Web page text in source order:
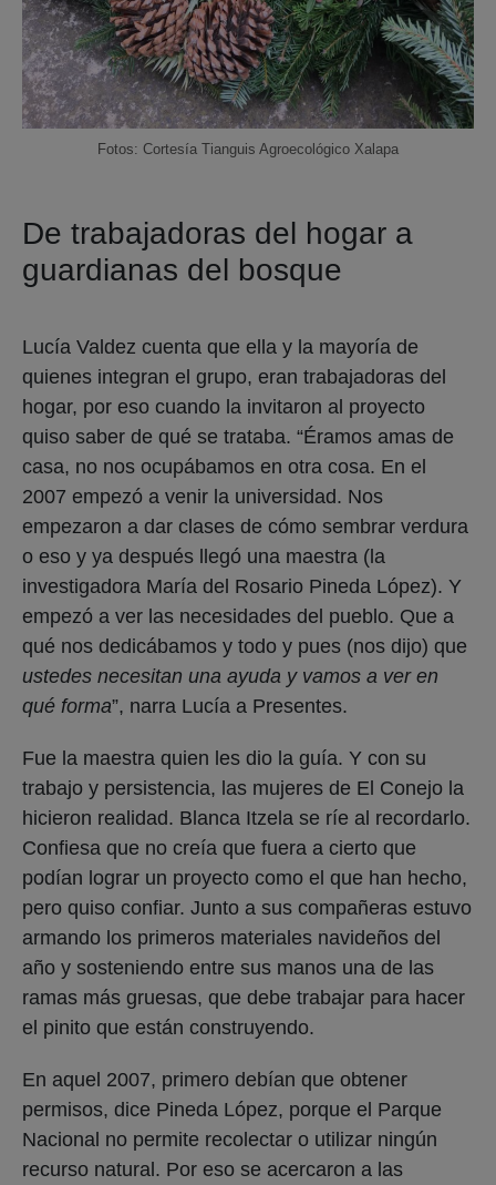
Fotos: Cortesía Tianguis Agroecológico Xalapa
De trabajadoras del hogar a
guardianas del bosque
Lucía Valdez cuenta que ella y la mayoría de
quienes integran el grupo, eran trabajadoras del
hogar, por eso cuando la invitaron al proyecto
quiso saber de qué se trataba. “Éramos amas de
casa, no nos ocupábamos en otra cosa. En el
2007 empezó a venir la universidad. Nos
empezaron a dar clases de cómo sembrar verdura
o eso y ya después llegó una maestra (la
investigadora María del Rosario Pineda López). Y
empezó a ver las necesidades del pueblo. Que a
qué nos dedicábamos y todo y pues (nos dijo) que
ustedes necesitan una ayuda y vamos a ver en
qué forma”, narra Lucía a Presentes.
Fue la maestra quien les dio la guía. Y con su
trabajo y persistencia, las mujeres de El Conejo la
hicieron realidad. Blanca Itzela se ríe al recordarlo.
Confiesa que no creía que fuera a cierto que
podían lograr un proyecto como el que han hecho,
pero quiso confiar. Junto a sus compañeras estuvo
armando los primeros materiales navideños del
año y sosteniendo entre sus manos una de las
ramas más gruesas, que debe trabajar para hacer
el pinito que están construyendo.
En aquel 2007, primero debían que obtener
permisos, dice Pineda López, porque el Parque
Nacional no permite recolectar o utilizar ningún
recurso natural. Por eso se acercaron a las